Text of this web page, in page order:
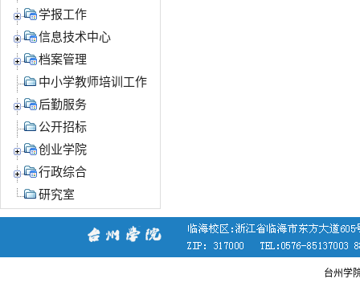
学报工作
信息技术中心
档案管理
中小学教师培训工作
后勤服务
公开招标
创业学院
行政综合
研究室
台州学